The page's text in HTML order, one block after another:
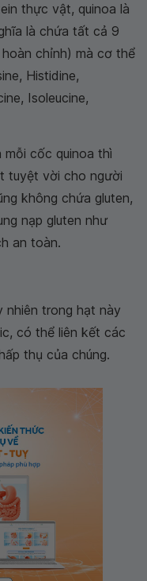
thực vật, quinoa là
là chứa tất cả 9
hoàn chỉnh) mà cơ thể
Histidine,
Isoleucine,
cốc quinoa thì
tuyệt vời cho người
không chứa gluten,
nạp gluten như
an toàn.
nhiên trong hạt này
có thể liên kết các
thụ của chúng.